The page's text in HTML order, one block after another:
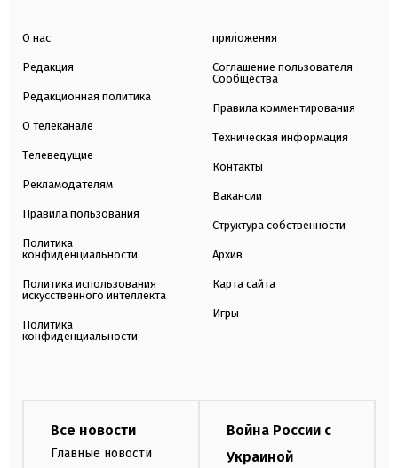
О нас
Редакция
Редакционная политика
О телеканале
Телеведущие
Рекламодателям
Правила пользования
Политика
конфиденциальности
Политика использования
искусственного интеллекта
Политика
конфиденциальности
приложения
Соглашение пользователя
Сообщества
Правила комментирования
Техническая информация
Контакты
Вакансии
Структура собственности
Архив
Карта сайта
Игры
Все новости
Главные новости
Война России с
Украиной